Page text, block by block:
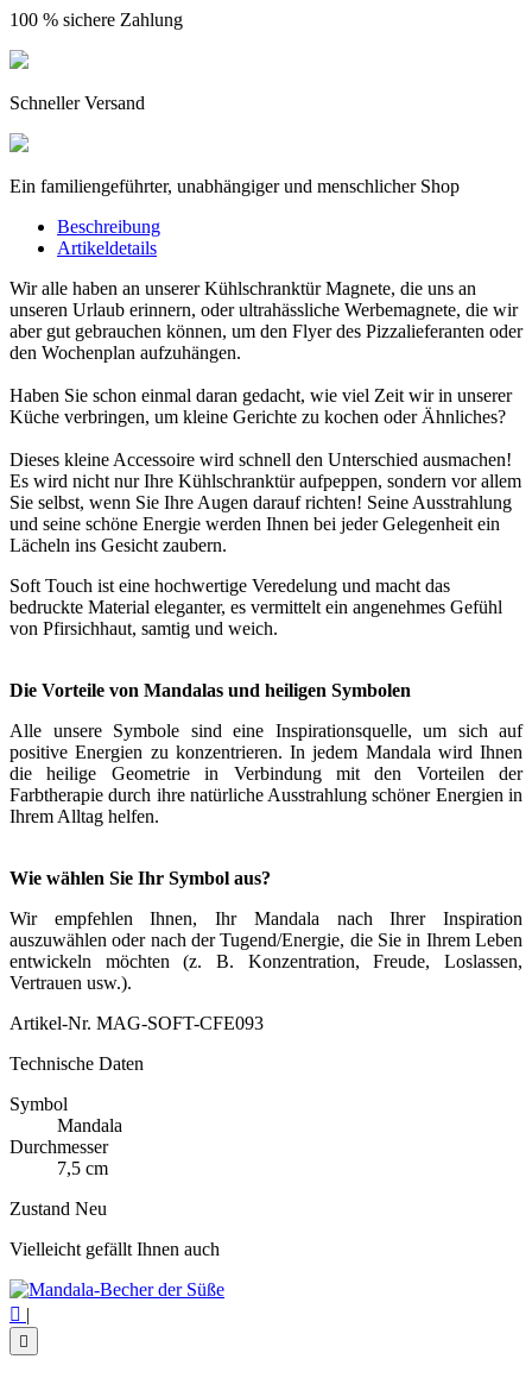
100 % sichere Zahlung
Schneller Versand
Ein familiengeführter, unabhängiger und menschlicher Shop
Beschreibung
Artikeldetails
Wir alle haben an unserer Kühlschranktür Magnete, die uns an
unseren Urlaub erinnern, oder ultrahässliche Werbemagnete, die wir
aber gut gebrauchen können, um den Flyer des Pizzalieferanten oder
den Wochenplan aufzuhängen.
Haben Sie schon einmal daran gedacht, wie viel Zeit wir in unserer
Küche verbringen, um kleine Gerichte zu kochen oder Ähnliches?
Dieses kleine Accessoire wird schnell den Unterschied ausmachen!
Es wird nicht nur Ihre Kühlschranktür aufpeppen, sondern vor allem
Sie selbst, wenn Sie Ihre Augen darauf richten! Seine Ausstrahlung
und seine schöne Energie werden Ihnen bei jeder Gelegenheit ein
Lächeln ins Gesicht zaubern.
Soft Touch ist eine hochwertige Veredelung und macht das
bedruckte Material eleganter, es vermittelt ein angenehmes Gefühl
von Pfirsichhaut, samtig und weich.
Die Vorteile von Mandalas und heiligen Symbolen
Alle unsere Symbole sind eine Inspirationsquelle, um sich auf
positive Energien zu konzentrieren. In jedem Mandala wird Ihnen
die heilige Geometrie in Verbindung mit den Vorteilen der
Farbtherapie durch ihre natürliche Ausstrahlung schöner Energien in
Ihrem Alltag helfen.
Wie wählen Sie Ihr Symbol aus?
Wir empfehlen Ihnen, Ihr Mandala nach Ihrer Inspiration
auszuwählen oder nach der Tugend/Energie, die Sie in Ihrem Leben
entwickeln möchten (z. B. Konzentration, Freude, Loslassen,
Vertrauen usw.).
Artikel-Nr. MAG-SOFT-CFE093
Technische Daten
Symbol
Mandala
Durchmesser
7,5 cm
Zustand Neu
Vielleicht gefällt Ihnen auch
 |
